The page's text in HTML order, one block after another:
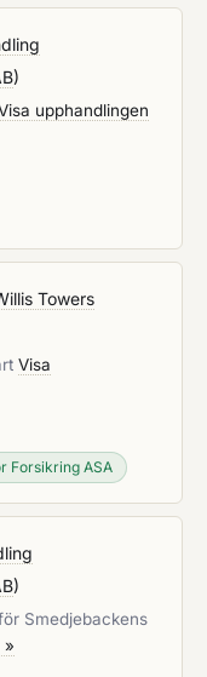
)
upphandlingen
Towers
Visa
Forsikring ASA
)
Smedjebackens
»